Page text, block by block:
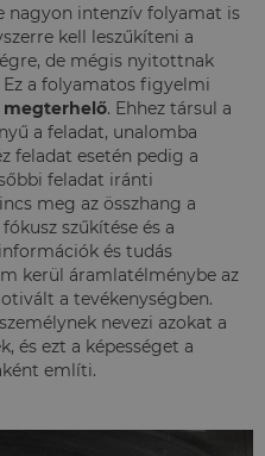
nagyon intenzív folyamat is
kell leszűkíteni a
de mégis nyitottnak
a folyamatos figyelmi
megterhelő. Ehhez társul a
a feladat, unalomba
feladat esetén pedig a
feladat iránti
meg az összhang a
szűkítése és a
és tudás
kerül áramlatélménybe az
a tevékenységben.
nevezi azokat a
és ezt a képességet a
említi.